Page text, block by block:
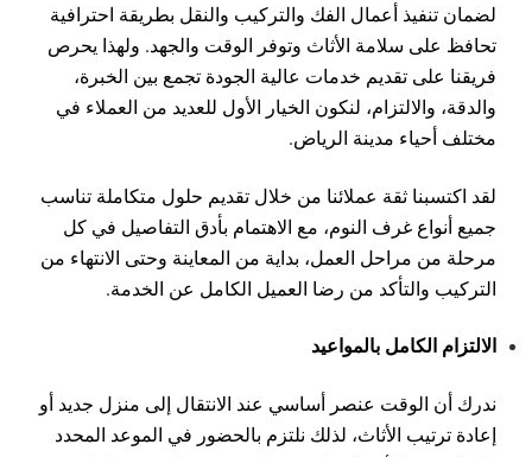
لضمان تنفيذ أعمال الفك والتركيب والنقل بطريقة احترافية
تحافظ على سلامة الأثاث وتوفر الوقت والجهد. ولهذا يحرص
فريقنا على تقديم خدمات عالية الجودة تجمع بين الخبرة،
والدقة، والالتزام، لنكون الخيار الأول للعديد من العملاء في
مختلف أحياء مدينة الرياض.
لقد اكتسبنا ثقة عملائنا من خلال تقديم حلول متكاملة تناسب
جميع أنواع غرف النوم، مع الاهتمام بأدق التفاصيل في كل
مرحلة من مراحل العمل، بداية من المعاينة وحتى الانتهاء من
التركيب والتأكد من رضا العميل الكامل عن الخدمة.
الالتزام الكامل بالمواعيد
ندرك أن الوقت عنصر أساسي عند الانتقال إلى منزل جديد أو
إعادة ترتيب الأثاث، لذلك نلتزم بالحضور في الموعد المحدد